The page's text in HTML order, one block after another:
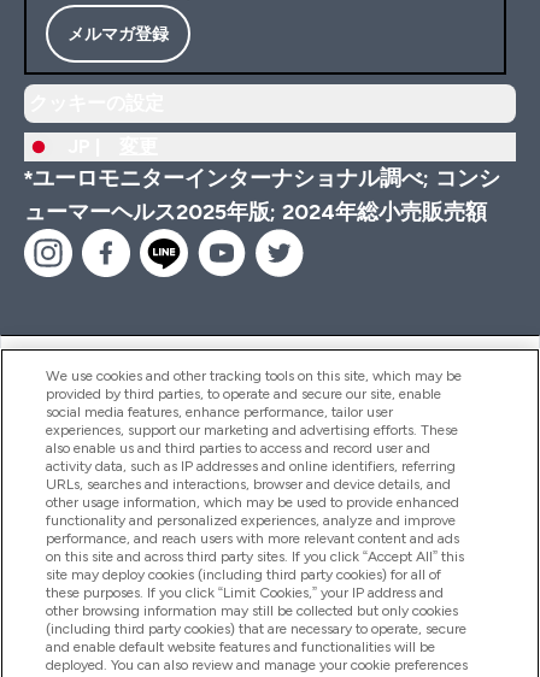
メルマガ登録
*ユーロモニターインターナショナル調べ; コンシ
ューマーヘルス2025年版; 2024年総小売販売額
ヘルプ＆ガイド
商品について
会社概要
特典＆ポイント
We use cookies and other tracking tools on this site, which may be
provided by third parties, to operate and secure our site, enable
social media features, enhance performance, tailor user
experiences, support our marketing and advertising efforts. These
also enable us and third parties to access and record user and
activity data, such as IP addresses and online identifiers, referring
URLs, searches and interactions, browser and device details, and
other usage information, which may be used to provide enhanced
functionality and personalized experiences, analyze and improve
performance, and reach users with more relevant content and ads
on this site and across third party sites. If you click “Accept All” this
site may deploy cookies (including third party cookies) for all of
these purposes. If you click “Limit Cookies,” your IP address and
other browsing information may still be collected but only cookies
(including third party cookies) that are necessary to operate, secure
and enable default website features and functionalities will be
deployed. You can also review and manage your cookie preferences